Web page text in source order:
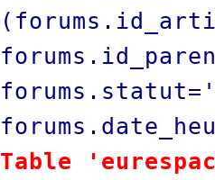
Table